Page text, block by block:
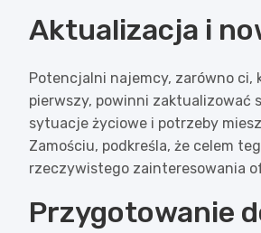
Aktualizacja i
Potencjalni najemcy, zarówno ci,
pierwszy, powinni zaktualizować
sytuacje życiowe i potrzeby
Zamościu, podkreśla, że celem
rzeczywistego zainteresowania
Przygotowanie